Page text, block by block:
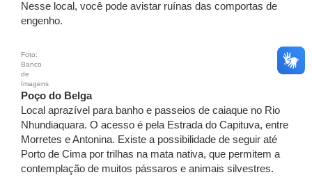
Nesse local, você pode avistar ruínas das comportas de
engenho.
Foto:
Banco
de
Imagens
Poço do Belga
Local aprazível para banho e passeios de caiaque no Rio
Nhundiaquara. O acesso é pela Estrada do Capituva, entre
Morretes e Antonina. Existe a possibilidade de seguir até
Porto de Cima por trilhas na mata nativa, que permitem a
contemplação de muitos pássaros e animais silvestres.